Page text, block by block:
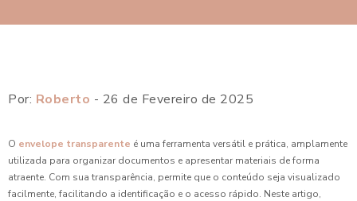
Por: Roberto - 26 de Fevereiro de 2025
O envelope transparente é uma ferramenta versátil e prática, amplamente
utilizada para organizar documentos e apresentar materiais de forma
atraente. Com sua transparência, permite que o conteúdo seja visualizado
facilmente, facilitando a identificação e o acesso rápido. Neste artigo,